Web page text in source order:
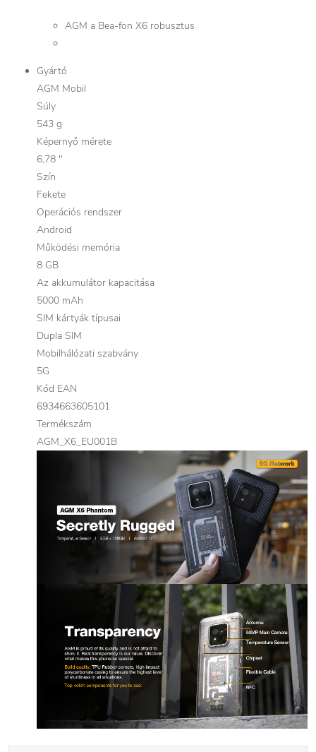
AGM a Bea-fon X6 robusztus
Gyártó
AGM Mobil
Súly
543 g
Képernyő mérete
6,78 "
Szín
Fekete
Operációs rendszer
Android
Működési memória
8 GB
Az akkumulátor kapacitása
5000 mAh
SIM kártyák típusai
Dupla SIM
Mobilhálózati szabvány
5G
Kód EAN
6934663605101
Termékszám
AGM_X6_EU001B